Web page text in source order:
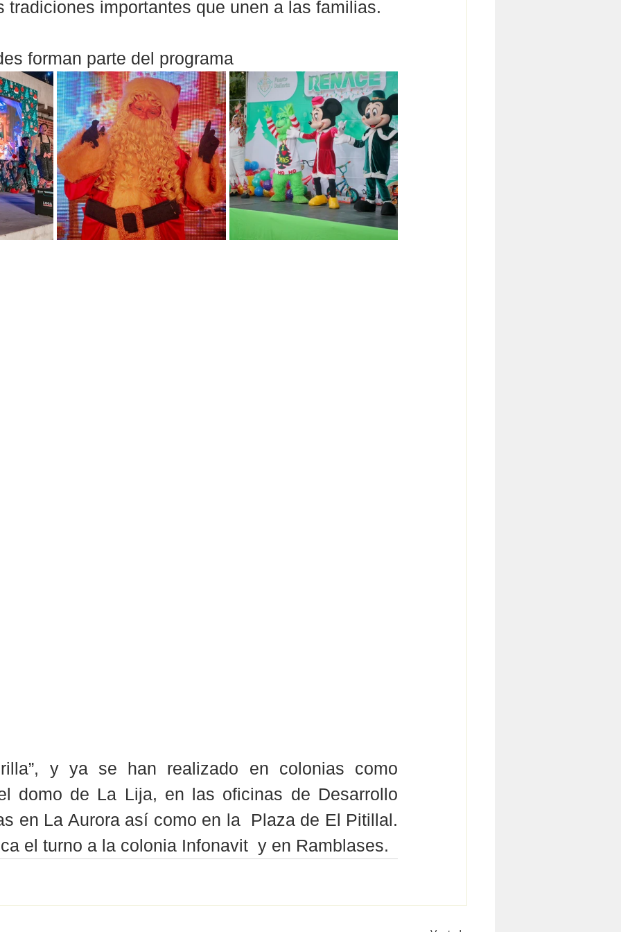
tradiciones importantes que unen a las familias.
forman parte del programa
y ya se han realizado en colonias como
domo de La Lija, en las oficinas de Desarrollo
en La Aurora así como en la  Plaza de El Pitillal.
el turno a la colonia Infonavit  y en Ramblases.